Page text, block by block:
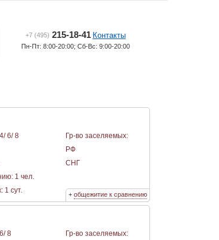
+7 (495) 215-18-41 Контакты
Пн-Пт: 8:00-20:00; Сб-Вс: 9:00-20:00
6/ 8
1 чел.
1 сут.
Гр-во заселяемых:
РФ
СНГ
+ общежитие к сравнению
8
Гр-во заселяемых: